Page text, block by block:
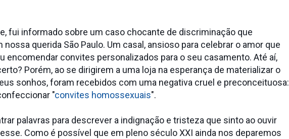
fui informado sobre um caso chocante de discriminação que
nossa querida São Paulo. Um casal, ansioso para celebrar o amor que
encomendar convites personalizados para o seu casamento. Até aí,
Porém, ao se dirigirem a uma loja na esperança de materializar o
sonhos, foram recebidos com uma negativa cruel e preconceituosa:
"convites homossexuais".
palavras para descrever a indignação e tristeza que sinto ao ouvir
Como é possível que em pleno século XXI ainda nos deparemos